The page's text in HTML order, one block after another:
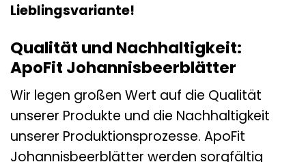
Lieblingsvariante!
Qualität und Nachhaltigkeit:
ApoFit Johannisbeerblätter
Wir legen großen Wert auf die Qualität
unserer Produkte und die Nachhaltigkeit
unserer Produktionsprozesse. ApoFit
Johannisbeerblätter werden sorgfältig